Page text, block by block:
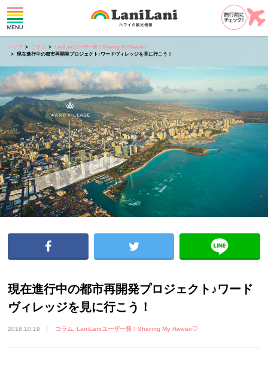
トップ コラム
LaniLaniユーザー発！Sharing My Hawaii♡
現在進行中の都市再開発プロジェクト♪ワードヴィレッジを見に行こう！
現在進行中の都市再開発プロジェクト♪ワード
ヴィレッジを見に行こう！
2018.10.19 コラム LaniLaniユーザー発！Sharing My Hawaii♡